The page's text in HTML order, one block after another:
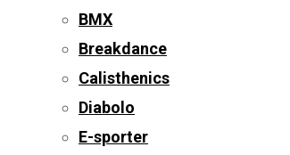
BMX
Breakdance
Calisthenics
Diabolo
E-sporter